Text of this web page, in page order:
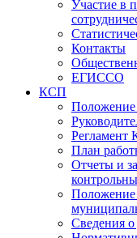
Участие в
Контакты
ЕГИССО
КСП
Регламент
План
Отчеты и
Положение
Сведения о